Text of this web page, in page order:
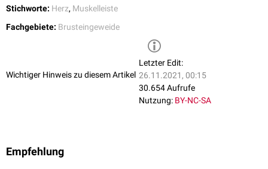
Stichworte: Herz, Muskelleiste
Fachgebiete: Brusteingeweide
Wichtiger Hinweis zu diesem Artikel
Letzter Edit:
26.11.2021, 00:15
30.654 Aufrufe
Nutzung: BY-NC-SA
Empfehlung